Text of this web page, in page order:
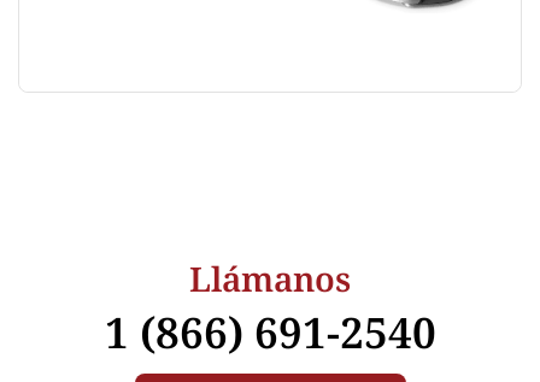
Llámanos
1 (866) 691-2540